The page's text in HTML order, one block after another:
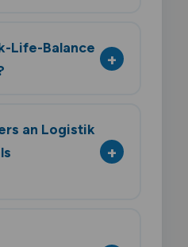
Life-Balance
an Logistik